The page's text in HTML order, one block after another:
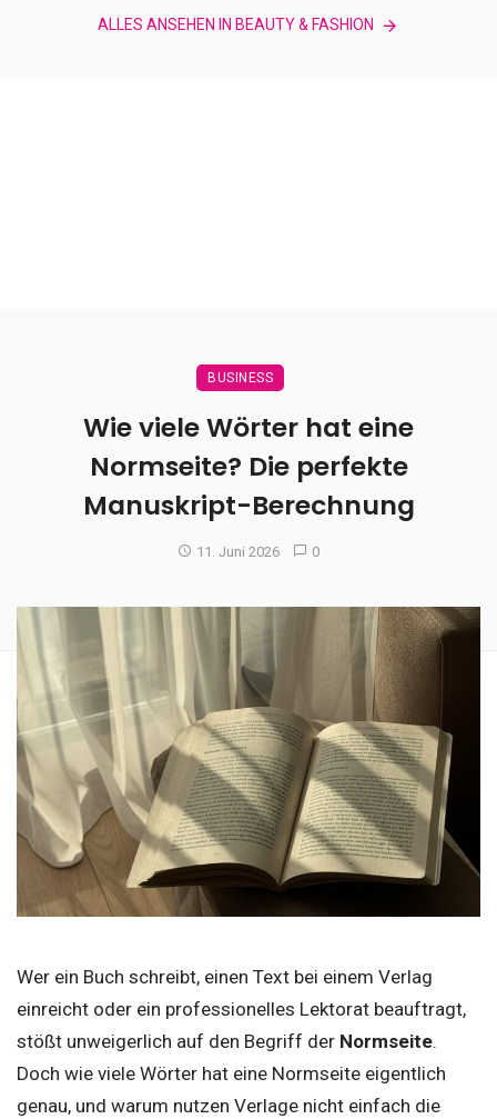
ALLES ANSEHEN IN BEAUTY & FASHION
BUSINESS
Wie viele Wörter hat eine
Normseite? Die perfekte
Manuskript-Berechnung
11. Juni 2026 0
Wer ein Buch schreibt, einen Text bei einem Verlag
einreicht oder ein professionelles Lektorat beauftragt,
stößt unweigerlich auf den Begriff der Normseite.
Doch wie viele Wörter hat eine Normseite eigentlich
genau, und warum nutzen Verlage nicht einfach die